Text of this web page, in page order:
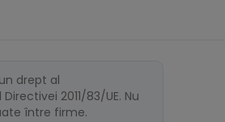
drept al
2011/83/UE. Nu
între firme.